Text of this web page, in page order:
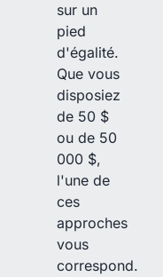
sur un
pied
d'égalité.
Que vous
disposiez
de 50 $
ou de 50
000 $,
l'une de
ces
approches
vous
correspond.